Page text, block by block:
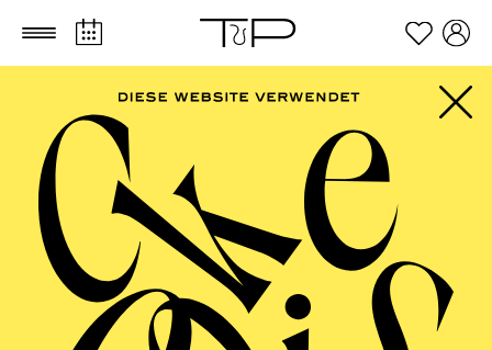
Zum Hauptinhalt springen Zum Footer springen